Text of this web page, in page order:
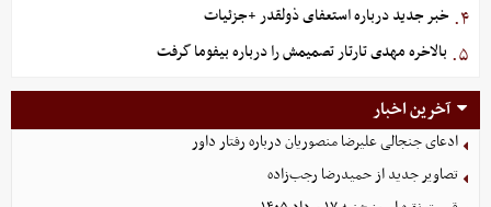
۴. خبر جدید درباره استعفای ذولقدر +جزئیات
۵. بالاخره مهدی تارتار تصمیمش را درباره بیفوما گرفت
آخرین اخبار
ادعای جنجالی علیرضا منصوریان درباره رفتار داور
تصاویر جدید از حمیدرضا رجب‌زاده